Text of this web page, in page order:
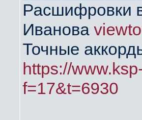
Расшифровки
Иванова
Точные
https://
f=17&t=6930